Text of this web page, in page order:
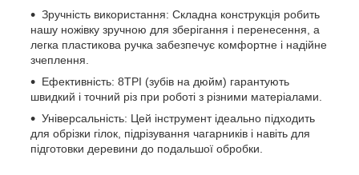
Зручність використання: Складна конструкція робить
нашу ножівку зручною для зберігання і перенесення, а
легка пластикова ручка забезпечує комфортне і надійне
зчеплення.
Ефективність: 8TPI (зубів на дюйм) гарантують
швидкий і точний різ при роботі з різними матеріалами.
Універсальність: Цей інструмент ідеально підходить
для обрізки гілок, підрізування чагарників і навіть для
підготовки деревини до подальшої обробки.